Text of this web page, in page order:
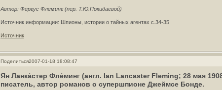
Автор: Фергус Флеминг (пер. Т.Ю.Покидаевой)
Источник информации: Шпионы, истории о тайных агентах с.34-35
Источник
Поделиться2007-01-18 18:08:47
Ян Ланка́стер Фле́минг (англ. Ian Lancaster Fleming; 28 мая
писатель, автор романов о супершпионе Джеймсе Бонде.